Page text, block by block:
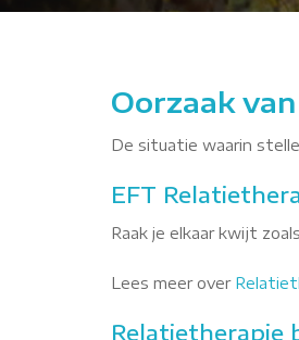
Oorzaak
De situatie waarin
EFT
Raak je elkaar kwijt
Lees meer over
Relatietherapie